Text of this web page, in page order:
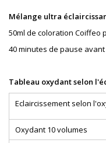
Mélange ultra
50ml de coloration Coiffeo
40 minutes de pause avant
Tableau oxydant selon
Eclaircissement selon
Oxydant 10 volumes